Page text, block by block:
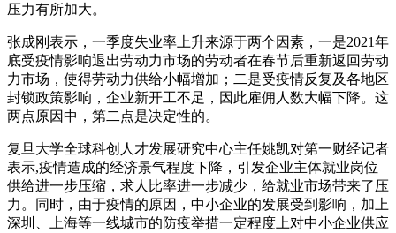
压力有所加大。
张成刚表示，一季度失业率上升来源于两个因素，一是2021年
底受疫情影响退出劳动力市场的劳动者在春节后重新返回劳动
力市场，使得劳动力供给小幅增加；二是受疫情反复及各地区
封锁政策影响，企业新开工不足，因此雇佣人数大幅下降。这
两点原因中，第二点是决定性的。
复旦大学全球科创人才发展研究中心主任姚凯对第一财经记者
表示,疫情造成的经济景气程度下降，引发企业主体就业岗位
供给进一步压缩，求人比率进一步减少，给就业市场带来了压
力。同时，由于疫情的原因，中小企业的发展受到影响，加上
深圳、上海等一线城市的防疫举措一定程度上对中小企业供应